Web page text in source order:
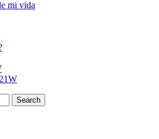
mi vida